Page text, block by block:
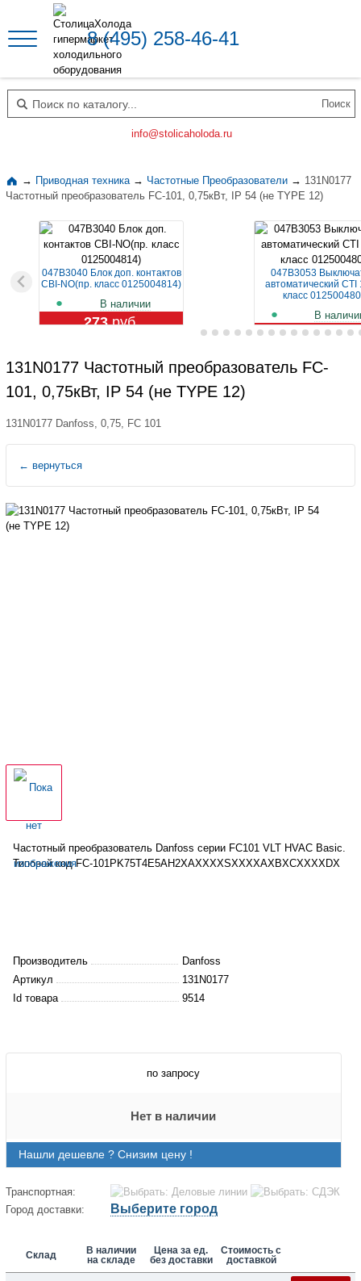
8 (495) 258-46-41
Поиск по каталогу
info@stolicaholoda.ru
→ Приводная техника → Частотные Преобразователи → 131N0177
Частотный преобразователь FC-101, 0,75кВт, IP 54 (не TYPE 12)
047B3040 Блок доп. контактов
CBI-NO(пр. класс 0125004814)
В наличии
273руб.
047B3053
автоматический CTI
класс
В
1 129 руб.
131N0177 Частотный преобразователь FC-
101, 0,75кВт, IP 54 (не TYPE 12)
131N0177 Danfoss, 0,75, FC 101
← вернуться
Частотный преобразователь Danfoss серии FC101 VLT HVAC Basic.
Типовой код FC-101PK75T4E5AH2XAXXXXSXXXXAXBXCXXXXDX
Производитель
Danfoss
Артикул
131N0177
Id товара
9514
по запросу
Нет в наличии
Нашли дешевле ? Снизим цену !
Транспортная:
Город доставки:
Выберите город
Склад
В наличии
на складе
Цена за ед.
без доставки
Стоимость с
доставкой